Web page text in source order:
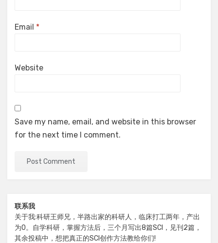
Email *
Website
Save my name, email, and website in this browser
for the next time I comment.
联系我
关于我:科研王师兄，半路出家的科研人，临床打工两年，产出
为0。自学科研，掌握方法后，三个月写出8篇SCI，见刊2篇，
其余投稿中，想把真正的SCI创作方法教给你们!